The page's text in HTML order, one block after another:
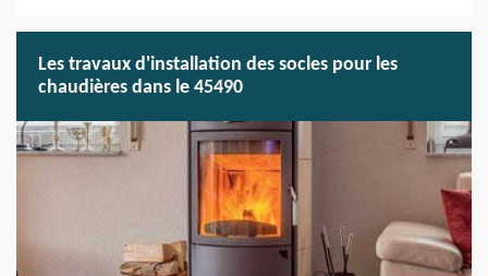
Les travaux d'installation des socles pour les
chaudières dans le 45490